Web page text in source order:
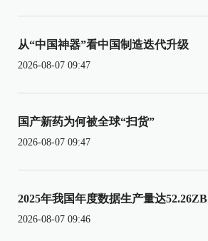
从“中国神器”看中国制造迭代升级
2026-08-07 09:47
国产新药为何被全球“扫货”
2026-08-07 09:47
2025年我国年度数据生产量达52.26ZB
2026-08-07 09:46